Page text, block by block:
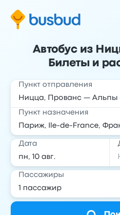
Автобус из
Билеты и
Пункт отправления
Пункт назначения
Дата
Пассажиры